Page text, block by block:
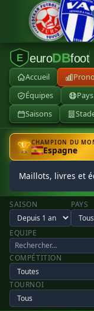
E euroDBfoot
Accueil
Équipes
Pays
Saisons
🏆CHAMPION DU
Espagne
Maillots, livres et
SAISON PAYS
EQUIPE
COMPÉTITION
TOURNOI